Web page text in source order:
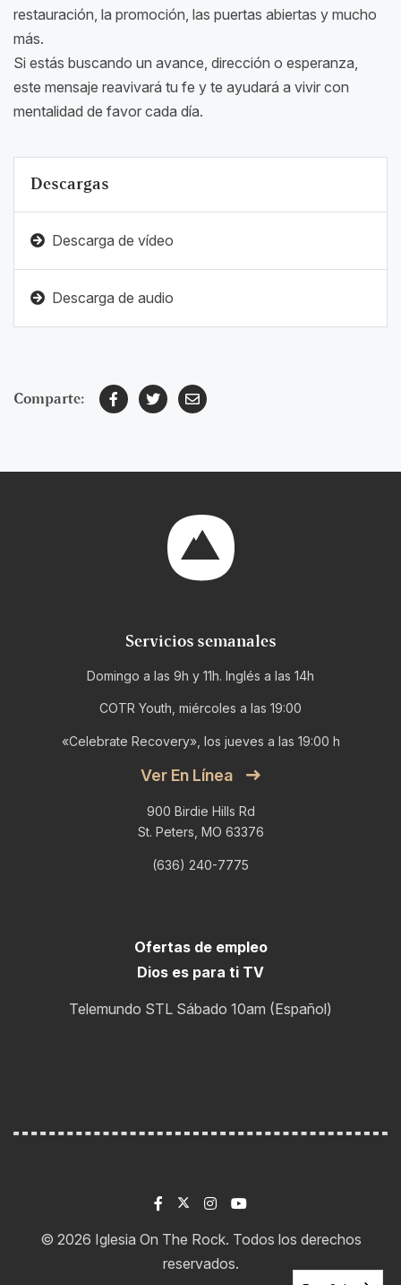
Biblia de un año
restauración, la promoción, las puertas abiertas y mucho
más.
Si estás buscando un avance, dirección o esperanza,
este mensaje reavivará tu fe y te ayudará a vivir con
mentalidad de favor cada día.
Descargas
Descarga de vídeo
Descarga de audio
Comparte:
Servicios semanales
Domingo a las 9h y 11h. Inglés a las 14h
COTR Youth, miércoles a las 19:00
«Celebrate Recovery», los jueves a las 19:00 h
Ver En Línea
900 Birdie Hills Rd
St. Peters, MO 63376
(636) 240-7775
Ofertas de empleo
Dios es para ti TV
Telemundo STL Sábado 10am (Español)
© 2026 Iglesia On The Rock. Todos los derechos
reservados.